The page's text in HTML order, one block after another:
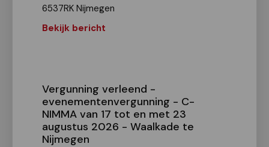
6537RK Nijmegen
Bekijk bericht
Vergunning verleend -
evenementenvergunning - C-
NIMMA van 17 tot en met 23
augustus 2026 - Waalkade te
Nijmegen